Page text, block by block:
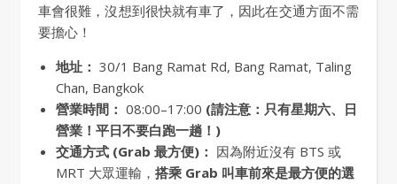
車會很難，沒想到很快就有車了，因此在交通方面不需
要擔心！
地址： 30/1 Bang Ramat Rd, Bang Ramat, Taling
Chan, Bangkok
營業時間： 08:00–17:00 (請注意：只有星期六、日
營業！平日不要白跑一趟！)
交通方式 (Grab 最方便)： 因為附近沒有 BTS 或
MRT 大眾運輸， 搭乘 Grab 叫車前來是最方便的選